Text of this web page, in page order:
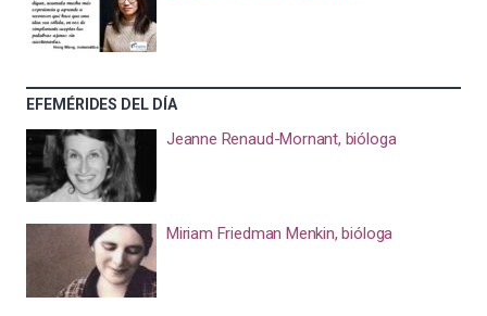
EFEMÉRIDES DEL DÍA
Jeanne Renaud-Mornant, bióloga
Miriam Friedman Menkin, bióloga